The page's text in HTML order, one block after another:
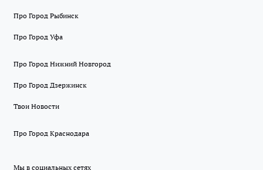
Про Город Рыбинск
Про Город Уфа
Про Город Нижний Новгород
Про Город Дзержинск
Твои Новости
Про Город Краснодара
Мы в социальных сетях